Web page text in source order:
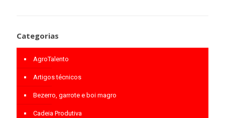
Categorias
AgroTalento
Artigos técnicos
Bezerro, garrote e boi magro
Cadeia Produtiva